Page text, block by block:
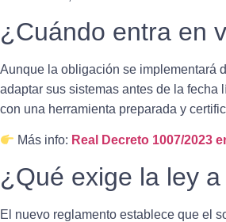
¿Cuándo entra en
Aunque la obligación se implementará
adaptar sus sistemas antes de la fecha
con una herramienta preparada y
Más info: Real Decreto 1007/2023
¿Qué exige la ley
El nuevo reglamento establece que el